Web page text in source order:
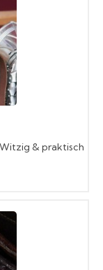
& praktisch